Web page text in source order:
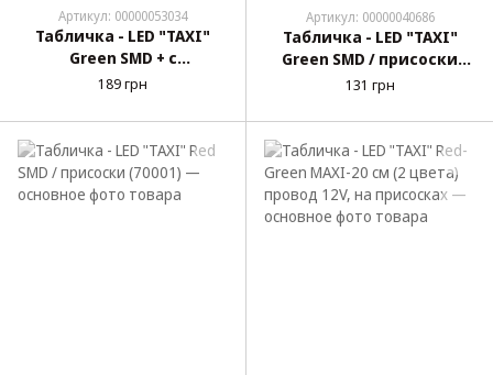
Артикул: 00000053034
Табличка - LED "TAXI"
Green SMD + с
прикуривателем /
189 грн
Артикул: 00000040686
Табличка - LED "TAXI"
Green SMD / присоски
(70003)
131 грн